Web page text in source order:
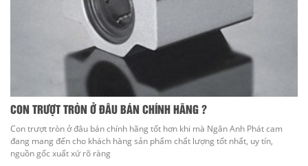
CON TRƯỢT TRÒN Ở ĐÂU BÁN CHÍNH HÃNG ?
Con trượt tròn ở đâu bán chính hãng tốt hơn khi mà Ngân Anh Phát cam
đang mang đến cho khách hàng sản phẩm chất lượng tốt nhất, uy tín,
nguồn gốc xuất xứ rõ ràng